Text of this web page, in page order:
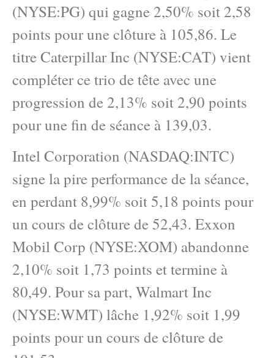
(NYSE:PG) qui gagne 2,50% soit 2,58
points pour une clôture à 105,86. Le
titre Caterpillar Inc (NYSE:CAT) vient
compléter ce trio de tête avec une
progression de 2,13% soit 2,90 points
pour une fin de séance à 139,03.
Intel Corporation (NASDAQ:INTC)
signe la pire performance de la séance,
en perdant 8,99% soit 5,18 points pour
un cours de clôture de 52,43. Exxon
Mobil Corp (NYSE:XOM) abandonne
2,10% soit 1,73 points et termine à
80,49. Pour sa part, Walmart Inc
(NYSE:WMT) lâche 1,92% soit 1,99
points pour un cours de clôture de